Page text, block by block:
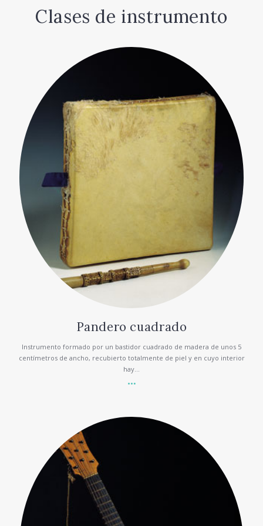
Clases de instrumento
Pandero cuadrado
Instrumento formado por un bastidor cuadrado de madera de unos 5
centímetros de ancho, recubierto totalmente de piel y en cuyo interior
hay...